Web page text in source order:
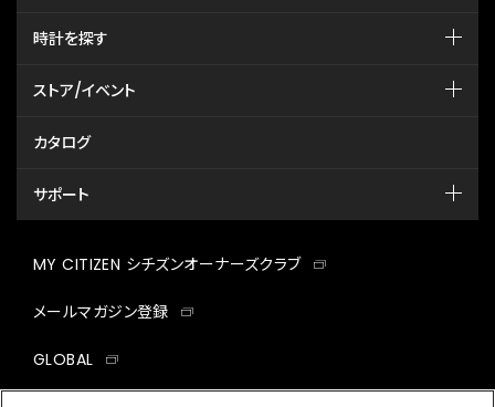
時計を探す
ストア/イベント
カタログ
サポート
MY CITIZEN シチズンオーナーズクラブ
メールマガジン登録
GLOBAL